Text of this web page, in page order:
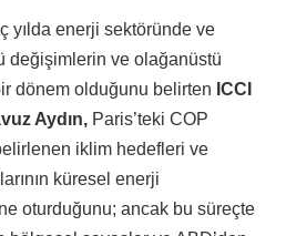
yılda enerji sektöründe ve
değişimlerin ve olağanüstü
dönem olduğunu belirten ICCI
Aydın,Paris’teki COP
iklim hedefleri ve
küresel enerji
oturduğunu; ancak bu süreçte